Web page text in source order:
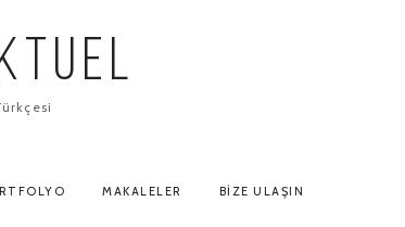
MAKALELER BIZE ULAŞIN